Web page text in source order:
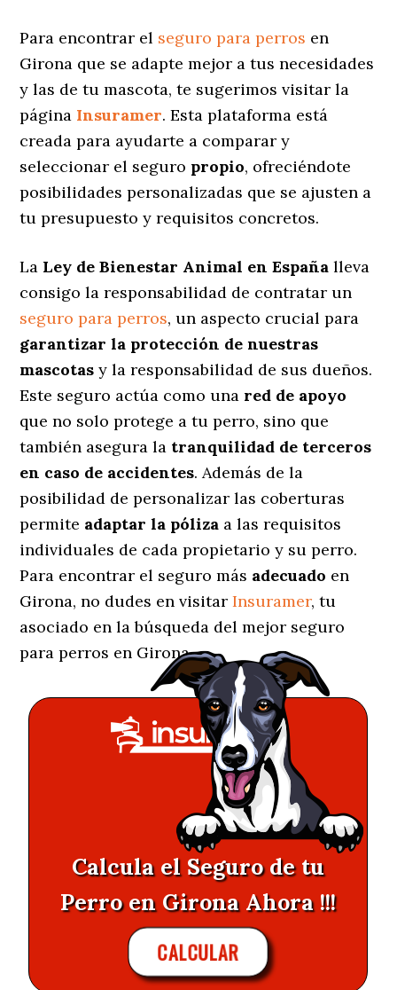
Para encontrar el seguro para perros en
Girona que se adapte mejor a tus necesidades
y las de tu mascota, te sugerimos visitar la
página Insuramer. Esta plataforma está
creada para ayudarte a comparar y
seleccionar el seguro propio, ofreciéndote
posibilidades personalizadas que se ajusten a
tu presupuesto y requisitos concretos.
La Ley de Bienestar Animal en España lleva
consigo la responsabilidad de contratar un
seguro para perros, un aspecto crucial para
garantizar la protección de nuestras
mascotas y la responsabilidad de sus dueños.
Este seguro actúa como una red de apoyo
que no solo protege a tu perro, sino que
también asegura la tranquilidad de terceros
en caso de accidentes. Además de la
posibilidad de personalizar las coberturas
permite adaptar la póliza a las requisitos
individuales de cada propietario y su perro.
Para encontrar el seguro más adecuado en
Girona, no dudes en visitarInsuramer, tu
asociado en la búsqueda del mejor seguro
para perros en Girona.
Calcula el Seguro de tu
Perro en Girona Ahora !!!
CALCULAR